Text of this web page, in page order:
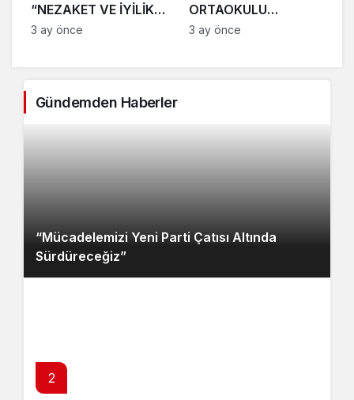
“NEZAKET VE İYİLİK
HAREKETİ”NE BÜYÜK
3 ay önce
ORTAOKULU
TÜBİTAK 4006 FUARI
3 ay önce
Gündemden Haberler
“Mücadelemizi Yeni Parti Çatısı Altında
Sürdüreceğiz”
2